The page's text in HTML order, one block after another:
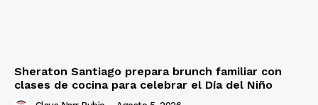
Sheraton Santiago prepara brunch familiar con
clases de cocina para celebrar el Día del Niño